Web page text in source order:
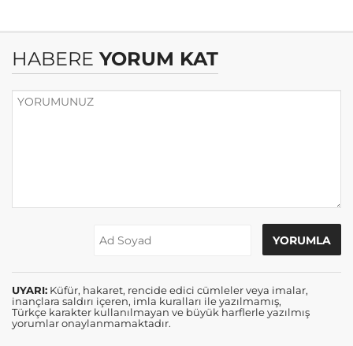
HABERE YORUM KAT
UYARI: Küfür, hakaret, rencide edici cümleler veya imalar,
inançlara saldırı içeren, imla kuralları ile yazılmamış,
Türkçe karakter kullanılmayan ve büyük harflerle yazılmış
yorumlar onaylanmamaktadır.